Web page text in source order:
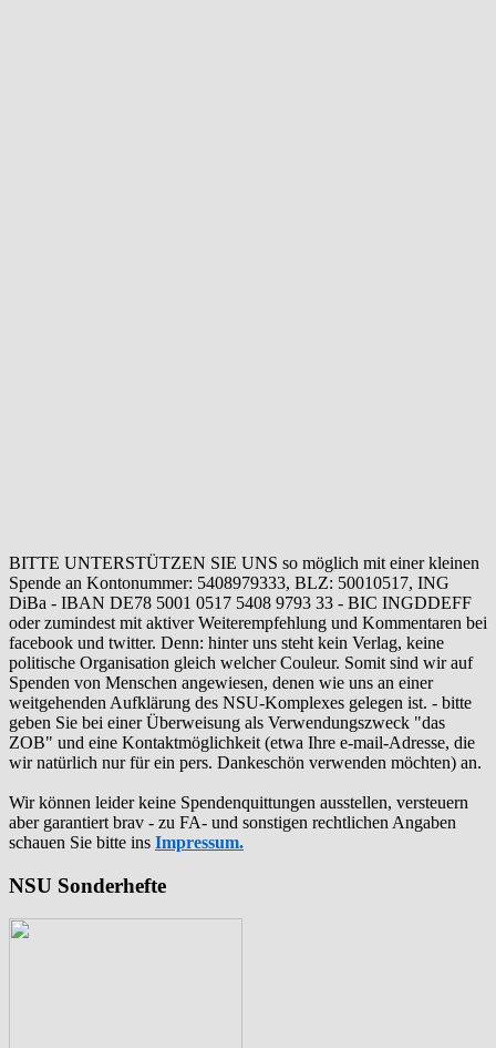
BITTE UNTERSTÜTZEN SIE UNS so möglich mit einer kleinen
Spende an Kontonummer: 5408979333, BLZ: 50010517, ING
DiBa - IBAN DE78 5001 0517 5408 9793 33 - BIC INGDDEFF
oder zumindest mit aktiver Weiterempfehlung und Kommentaren bei
facebook und twitter. Denn: hinter uns steht kein Verlag, keine
politische Organisation gleich welcher Couleur. Somit sind wir auf
Spenden von Menschen angewiesen, denen wie uns an einer
weitgehenden Aufklärung des NSU-Komplexes gelegen ist. - bitte
geben Sie bei einer Überweisung als Verwendungszweck "das
ZOB" und eine Kontaktmöglichkeit (etwa Ihre e-mail-Adresse, die
wir natürlich nur für ein pers. Dankeschön verwenden möchten) an.
Wir können leider keine Spendenquittungen ausstellen, versteuern
aber garantiert brav - zu FA- und sonstigen rechtlichen Angaben
schauen Sie bitte ins Impressum.
NSU Sonderhefte